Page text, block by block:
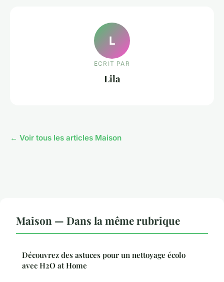
L
ECRIT PAR
Lila
← Voir tous les articles Maison
Maison — Dans la même rubrique
Découvrez des astuces pour un nettoyage écolo
avec H2O at Home